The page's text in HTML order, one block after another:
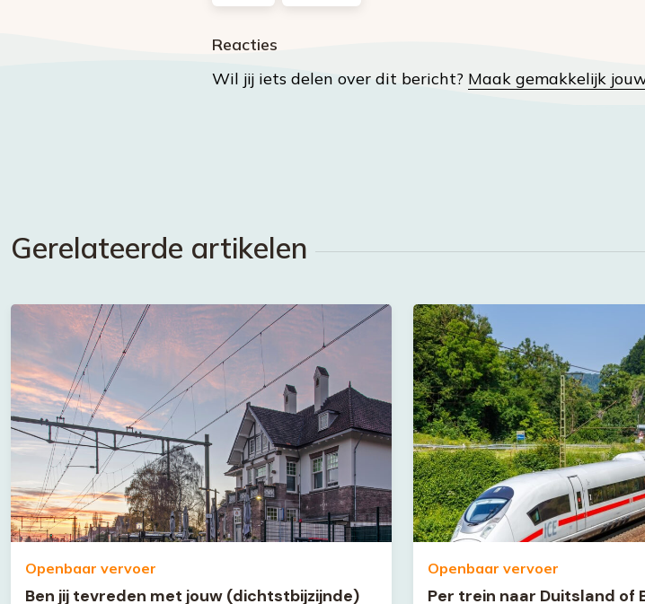
Reacties
Wil jij iets delen over dit bericht? Maak gemakkelijk
Gerelateerde artikelen
Openbaar vervoer
Ben jij tevreden met jouw (dichtstbijzijnde)
Openbaar vervoer
Per trein naar Duitsland of